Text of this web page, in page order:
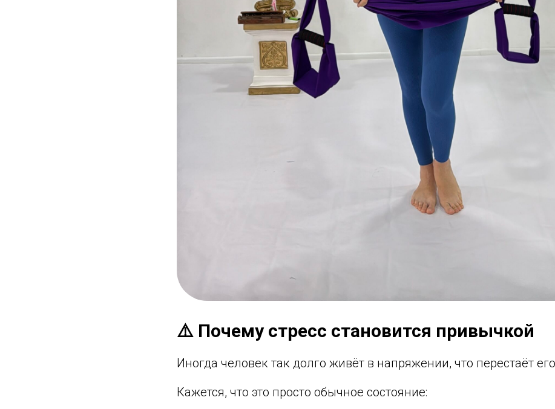
⚠️ Почему стресс становится привычкой
Иногда человек так долго живёт в напряжении, что перестаёт
Кажется, что это просто обычное состояние: